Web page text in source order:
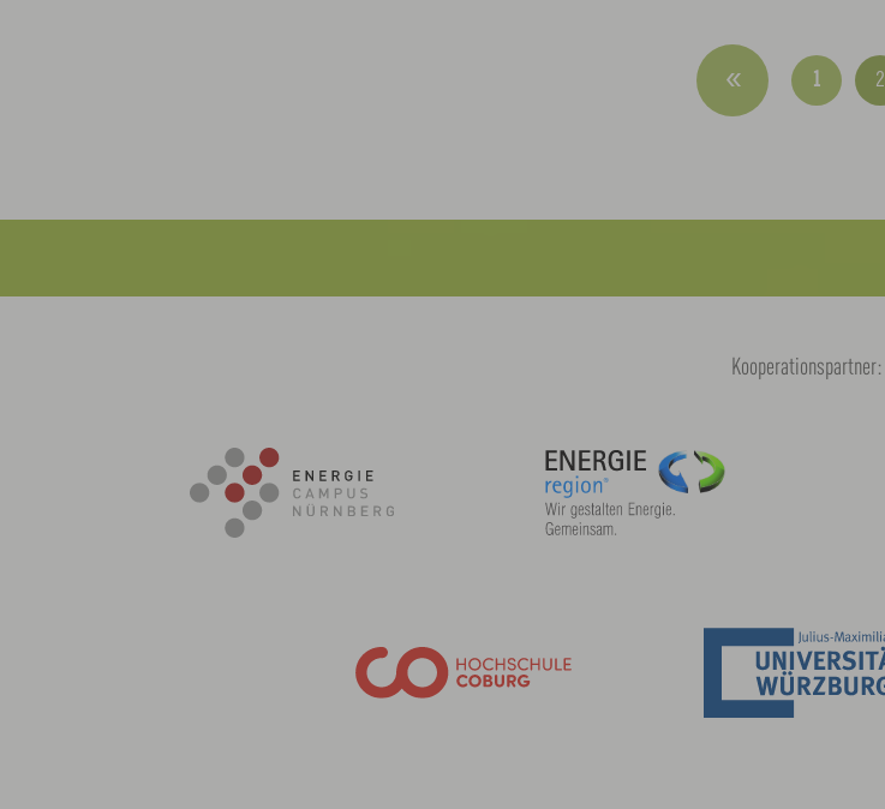
1 2
Kooperationspartner: